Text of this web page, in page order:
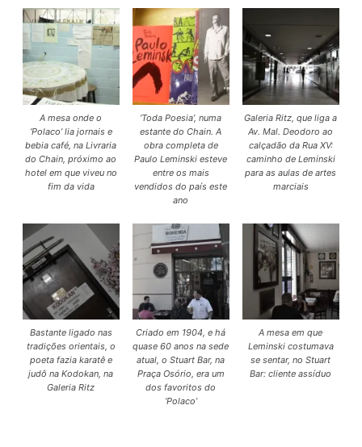
A mesa onde o
‘Polaco’ lia jornais e
bebia café, na Livraria
do Chain, próximo ao
hotel em que viveu no
fim da vida
‘Toda Poesia’, numa
estante do Chain. A
obra completa de
Paulo Leminski esteve
entre os mais
vendidos do país este
ano
Galeria Ritz, que liga a
Av. Mal. Deodoro ao
calçadão da Rua XV:
caminho de Leminski
para as aulas de artes
marciais
Bastante ligado nas
tradições orientais, o
poeta fazia karatê e
judô na Kodokan, na
Galeria Ritz
Criado em 1904, e há
quase 60 anos na sede
atual, o Stuart Bar, na
Praça Osório, era um
dos favoritos do
‘Polaco’
A mesa em que
Leminski costumava
se sentar, no Stuart
Bar: cliente assíduo